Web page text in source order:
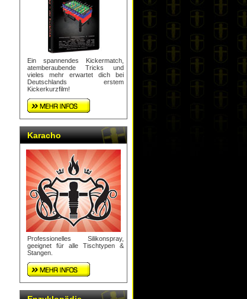
Ein spannendes Kickermatch,
atemberaubende Tricks und
vieles mehr erwartet dich bei
Deutschlands erstem
Kickerkurzfilm!
Karacho
Professionelles Silikonspray,
geeignet für alle Tischtypen &
Stangen.